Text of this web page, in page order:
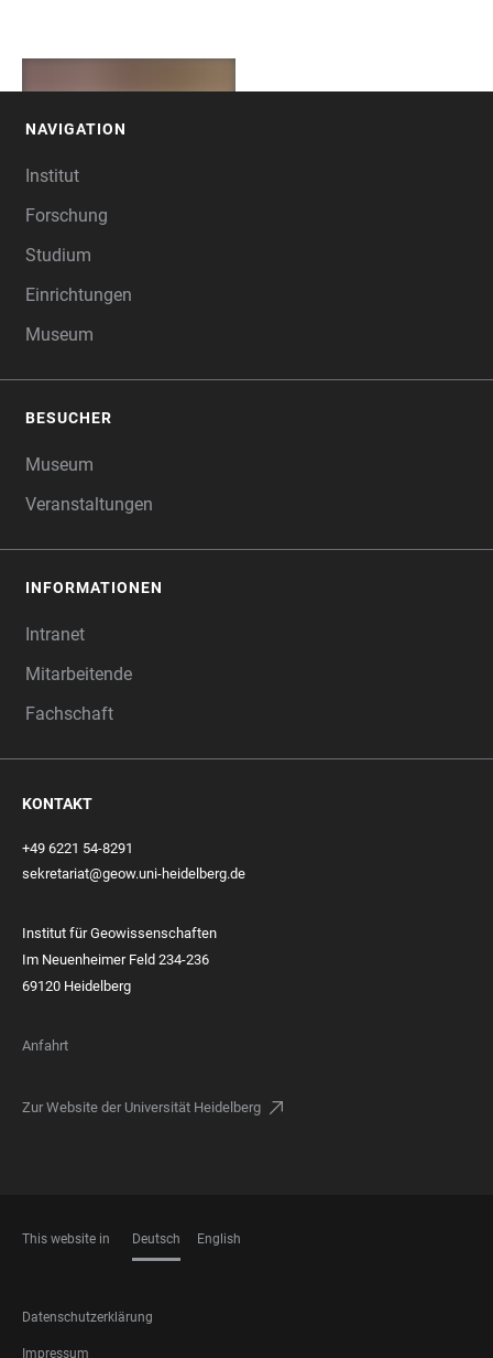
+
NAVIGATION
Institut
Forschung
Studium
Einrichtungen
Museum
BESUCHER
Museum
Veranstaltungen
INFORMATIONEN
Intranet
Mitarbeitende
Fachschaft
KONTAKT
+49 6221 54-8291
sekretariat@geow.uni-heidelberg.de
Institut für Geowissenschaften
Im Neuenheimer Feld 234-236
69120 Heidelberg
Anfahrt
Zur Website der Universität Heidelberg
This website in Deutsch English
FOOTER
LEGAL
Datenschutzerklärung
Impressum